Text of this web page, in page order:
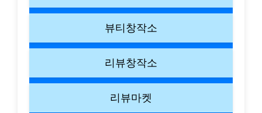
뷰티창작소
리뷰창작소
리뷰마켓